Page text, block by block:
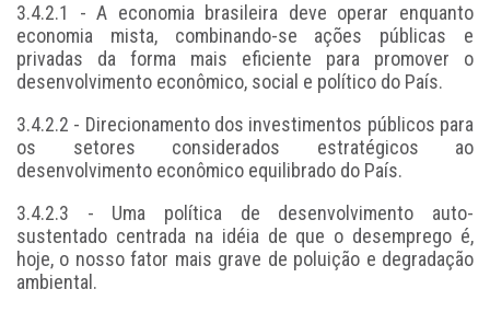
3.4.2.1 - A economia brasileira deve operar enquanto
economia mista, combinando-se ações públicas e
privadas da forma mais eficiente para promover o
desenvolvimento econômico, social e político do País.
3.4.2.2 - Direcionamento dos investimentos públicos para
os setores considerados estratégicos ao
desenvolvimento econômico equilibrado do País.
3.4.2.3 - Uma política de desenvolvimento auto-
sustentado centrada na idéia de que o desemprego é,
hoje, o nosso fator mais grave de poluição e degradação
ambiental.